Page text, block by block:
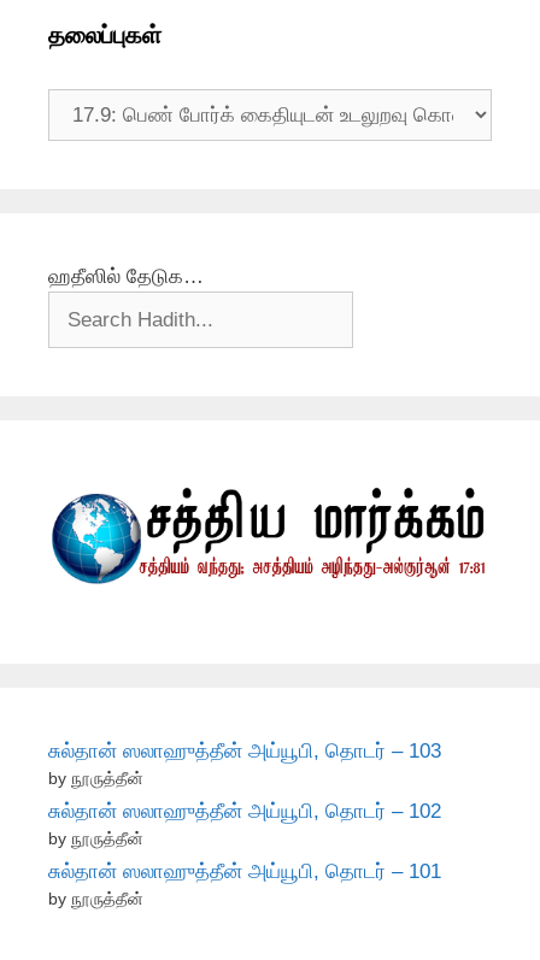
தலைப்புகள்
தலைப்புகள்
ஹதீஸில் தேடுக…
சுல்தான் ஸலாஹுத்தீன் அய்யூபி, தொடர் – 103
by நூருத்தீன்
சுல்தான் ஸலாஹுத்தீன் அய்யூபி, தொடர் – 102
by நூருத்தீன்
சுல்தான் ஸலாஹுத்தீன் அய்யூபி, தொடர் – 101
by நூருத்தீன்